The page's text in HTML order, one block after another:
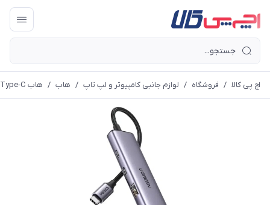
اچ پی کالا / فروشگاه / لوازم جانبی کامپیوتر و لپ تاپ / هاب / هاب Type-C